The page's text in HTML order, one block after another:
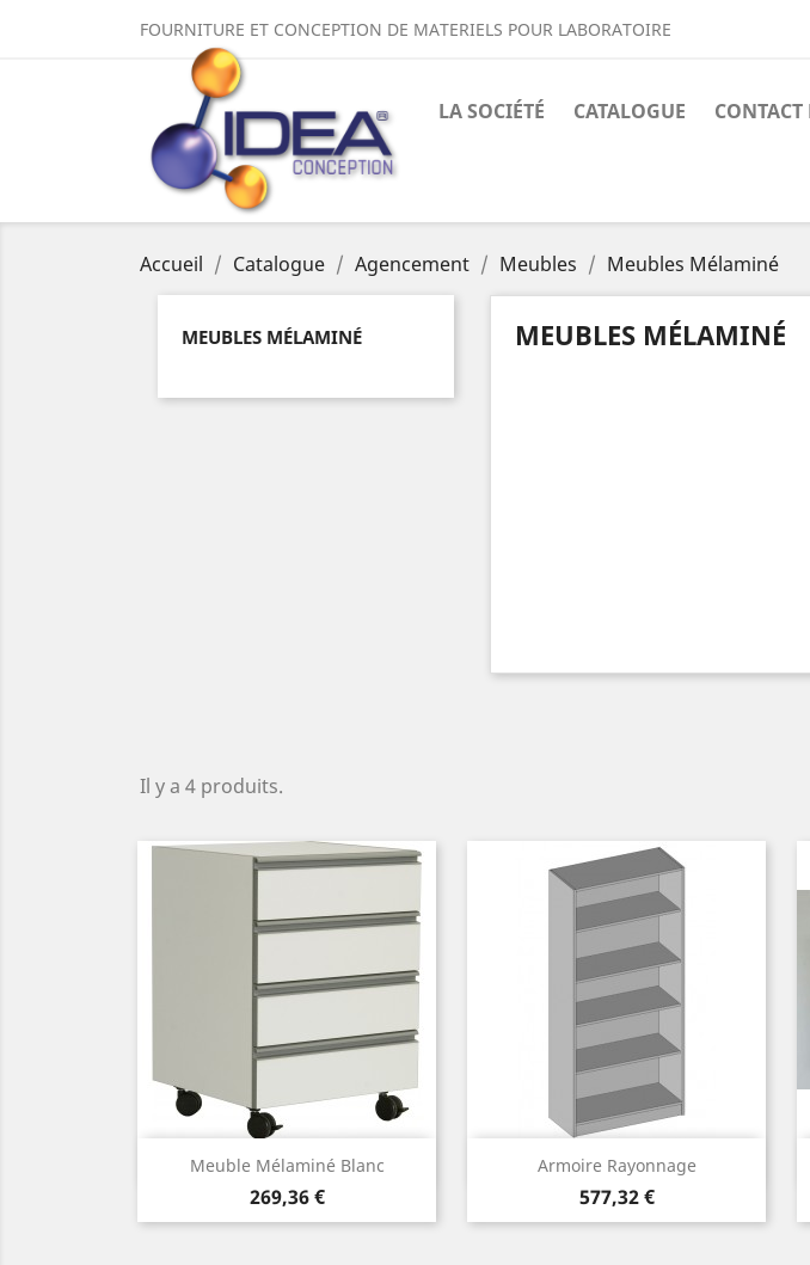
FOURNITURE ET CONCEPTION DE MATERIELS POUR LABORATOIRE
LA SOCIÉTÉ CATALOGUE CONTACT
Accueil Catalogue Agencement Meubles Meubles Mélaminé
MEUBLES MÉLAMINÉ MEUBLES MÉLAMINÉ
Il y a 4 produits.
Meuble Mélaminé Blanc
Prix
269,36 €
Aperçu rapide Armoire Rayonnage
Prix
577,32 €
Aperçu rapide